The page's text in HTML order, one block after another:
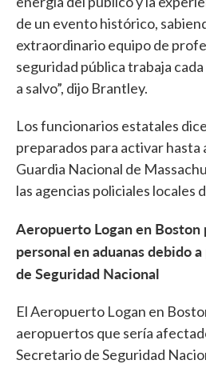
de un evento histórico,
extraordinario equipo de
seguridad pública trabaja
a salvo”, dijo Brantley.
Los funcionarios estatales
preparados para activar hasta
Guardia Nacional de
las agencias policiales locales
Aeropuerto Logan en
personal en aduanas debido
de Seguridad Nacional
El Aeropuerto Logan en
aeropuertos que sería
Secretario de Seguridad